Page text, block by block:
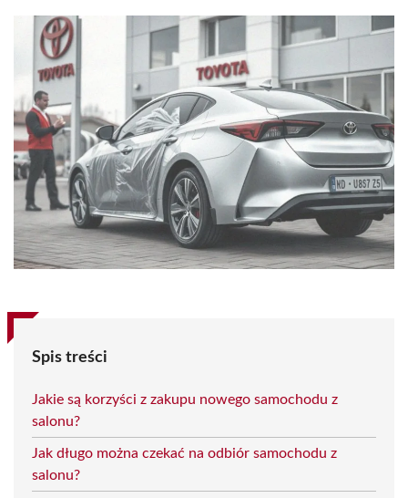
Spis treści
Jakie są korzyści z zakupu nowego samochodu z
salonu?
Jak długo można czekać na odbiór samochodu z
salonu?